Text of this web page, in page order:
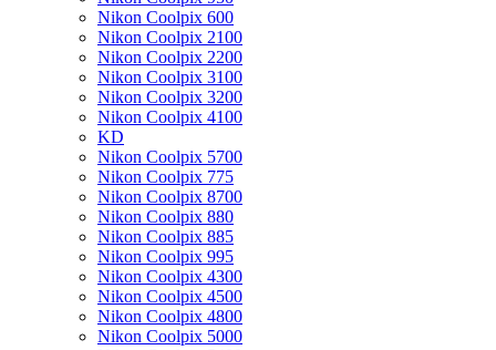
Nikon Coolpix 600
Nikon Coolpix 2100
Nikon Coolpix 2200
Nikon Coolpix 3100
Nikon Coolpix 3200
Nikon Coolpix 4100
KD
Nikon Coolpix 5700
Nikon Coolpix 775
Nikon Coolpix 8700
Nikon Coolpix 880
Nikon Coolpix 885
Nikon Coolpix 995
Nikon Coolpix 4300
Nikon Coolpix 4500
Nikon Coolpix 4800
Nikon Coolpix 5000